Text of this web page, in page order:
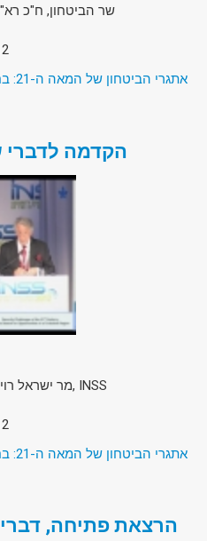
שר הביטחון, ח"כ
הקדמה לדברי
מר ישראל רויזמן, חבר הנאמנים, INSS
הרצאת פתיחה,